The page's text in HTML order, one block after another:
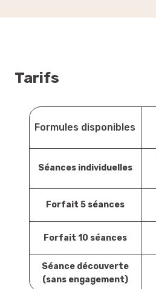
Tarifs
Formules disponibles
Séances individuelles
Forfait 5 séances
Forfait 10 séances
Séance découverte
(sans engagement)